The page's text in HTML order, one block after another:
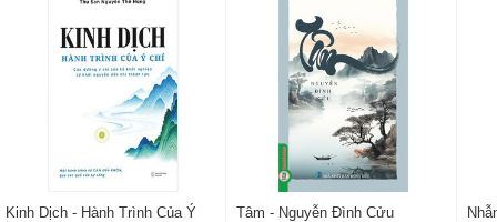
Kinh Dịch - Hành Trình Của Ý
Tâm - Nguyễn Đình Cửu